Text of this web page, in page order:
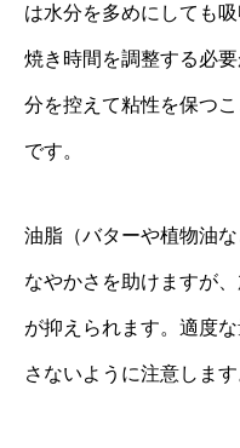
は水分を多めにしても
焼き時間を調整する必
分を控えて粘性を保つ
です。
油脂（バターや植物油
なやかさを助けますが
が抑えられます。適度
さないように注意します